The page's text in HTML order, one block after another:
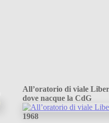
All’oratorio di viale
dove nacque la CdG
1968